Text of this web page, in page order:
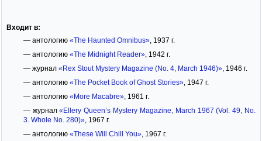
Входит в:
— антологию «The Haunted Omnibus», 1937 г.
— антологию «The Midnight Reader», 1942 г.
— журнал «Rex Stout Mystery Magazine (No. 4, March 1946)», 1946 г.
— антологию «The Pocket Book of Ghost Stories», 1947 г.
— антологию «More Macabre», 1961 г.
— журнал«Ellery Queen’s Mystery Magazine, March 1967 (Vol. 49, No.
3. Whole No. 280)», 1967 г.
— антологию «These Will Chill You», 1967 г.